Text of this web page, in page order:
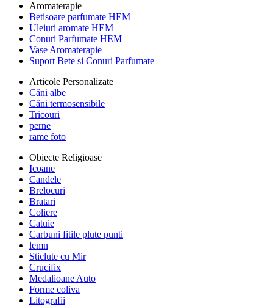
Aromaterapie
Betisoare parfumate HEM
Uleiuri aromate HEM
Conuri Parfumate HEM
Vase Aromaterapie
Suport Bete si Conuri Parfumate
Articole Personalizate
Căni albe
Căni termosensibile
Tricouri
perne
rame foto
Obiecte Religioase
Icoane
Candele
Brelocuri
Bratari
Coliere
Catuie
Carbuni fitile plute punti
lemn
Sticlute cu Mir
Crucifix
Medalioane Auto
Forme coliva
Litografii